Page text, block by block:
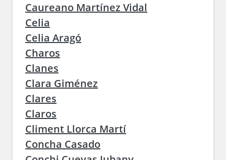
Caureano Martínez Vidal
Celia
Celia Aragó
Charos
Clanes
Clara Giménez
Clares
Claros
Climent Llorca Martí
Concha Casado